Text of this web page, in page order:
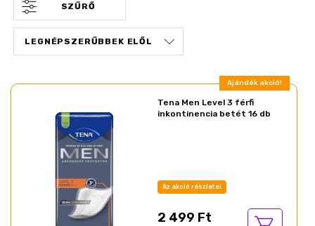
SZŰRŐ
Ajándék akció!
Tena Men Level 3 férfi
inkontinencia betét 16 db
Az akció részletei
2 499 Ft